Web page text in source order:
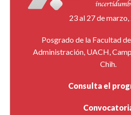
23 al 27 de
Posgrado de la Facultad
Administración, UACH,
Chih.
Consulta el